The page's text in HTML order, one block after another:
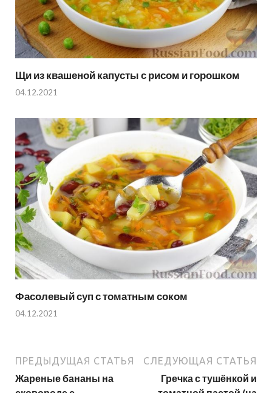
Щи из квашеной капусты с рисом и горошком
04.12.2021
Фасолевый суп с томатным соком
04.12.2021
ПРЕДЫДУЩАЯ СТАТЬЯ
Жареные бананы на
СЛЕДУЮЩАЯ СТАТЬЯ
Гречка с тушёнкой и